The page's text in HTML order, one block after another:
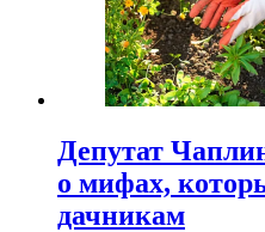
Депутат
о мифах,
дачникам